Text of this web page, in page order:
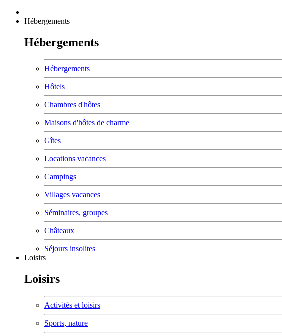
Hébergements
Hébergements
Hébergements
Hôtels
Chambres d'hôtes
Maisons d'hôtes de charme
Gîtes
Locations vacances
Campings
Villages vacances
Séminaires, groupes
Châteaux
Séjours insolites
Loisirs
Loisirs
Activités et loisirs
Sports, nature